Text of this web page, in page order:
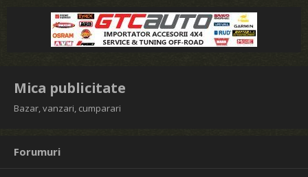
Mica publicitate
Bazar, vanzari, cumparari
Forumuri